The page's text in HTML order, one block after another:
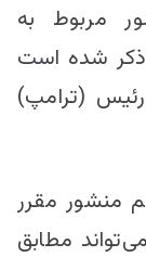
مربوط به
شده است
(ترامپ)
منشور مقرر
مطابق